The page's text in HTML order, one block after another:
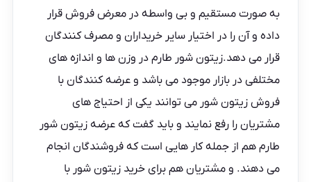
به صورت مستقیم و بی واسطه در معرض فروش قرار
داده و آن را در اختیار سایر خریداران و مصرف‌ کنندگان
قرار می دهد.زیتون شور طارم در وزن ها و اندازه های
مختلفی در بازار موجود می باشد و عرضه کنندگان با
فروش زیتون شور می توانند یکی از احتیاج های
مشتریان را رفع نمایند و باید گفت که عرضه زیتون شور
طارم هم از جمله کار هایی است که فروشندگان انجام
می دهند. و مشتریان هم برای خرید زیتون شور با